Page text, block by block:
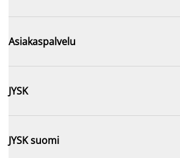
Asiakaspalvelu
JYSK
JYSK suomi